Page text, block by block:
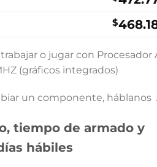
$
o jugar con Procesador
(gráficos integrados)
un componente, háblanos
tiempo de armado y
hábiles